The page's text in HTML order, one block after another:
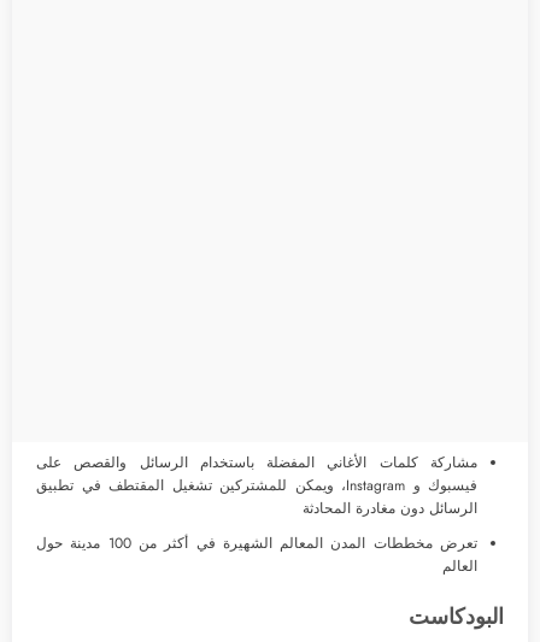
مشاركة كلمات الأغاني المفضلة باستخدام الرسائل والقصص على
فيسبوك و Instagram، ويمكن للمشتركين تشغيل المقتطف في تطبيق
الرسائل دون مغادرة المحادثة
تعرض مخططات المدن المعالم الشهيرة في أكثر من 100 مدينة حول
العالم
البودكاست